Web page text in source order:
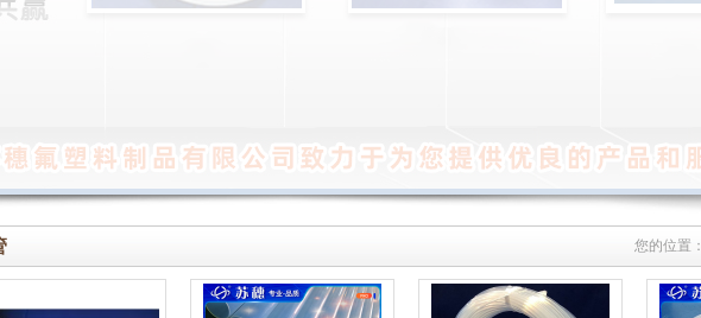
您的位置：